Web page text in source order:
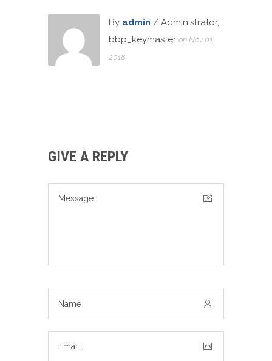
By admin / Administrator,
bbp_keymaster on Nov 01,
2018
GIVE A REPLY